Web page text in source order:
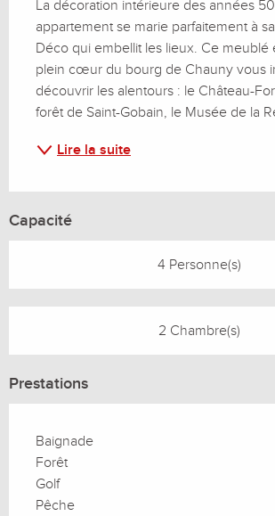
La décoration intérieure des années
appartement se marie parfaitement à
Déco qui embellit les lieux. Ce meublé
plein cœur du bourg de Chauny vous
découvrir les alentours : le Château-
forêt de Saint-Gobain, le Musée de la
Lire la suite
Capacité
4 Personne(s)
2 Chambre(s)
Prestations
Baignade
Forêt
Golf
Pêche